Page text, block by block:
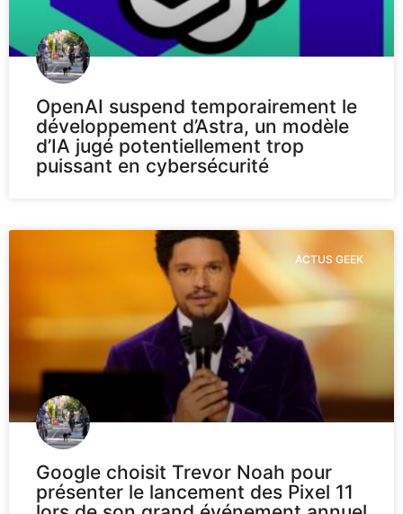
OpenAI suspend temporairement le
développement d’Astra, un modèle
d’IA jugé potentiellement trop
puissant en cybersécurité
ACTUS GEEK
Google choisit Trevor Noah pour
présenter le lancement des Pixel 11